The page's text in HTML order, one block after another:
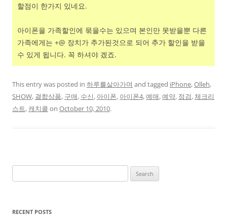
할점이 한가지 있네요.
아이폰을 가족할인에 묶을수는 있으며 본인만 못받을뿐 다른
가족에게는 +@ 장치가 추가된것으로 되어 추가 할인을 받을
수 있게 됩니다. 꼭 하셔야 겠죠.
This entry was posted in 하루를살아가며 and tagged iPhone,Olleh,
SHOW, 결합상품, 구매, 수신, 아이폰, 아이폰4,예매,예약, 점검,체크리
스트, 캐치콜 on October 10, 2010.
for:
RECENT POSTS